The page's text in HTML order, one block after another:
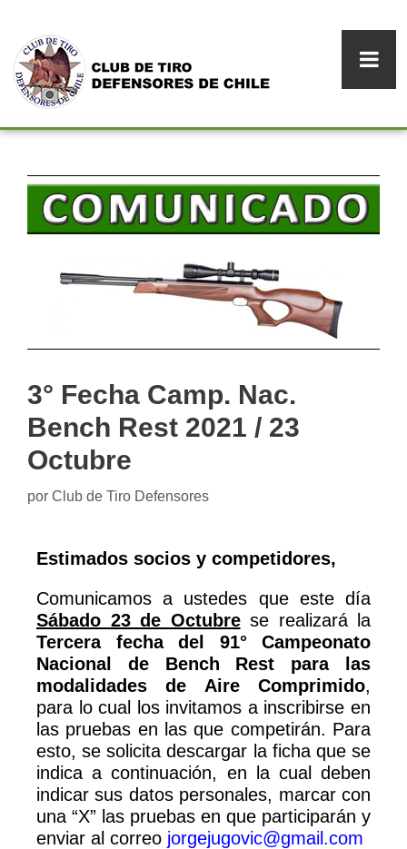
3° Fecha Camp. Nac.
Bench Rest 2021 / 23
Octubre
por Club de Tiro Defensores
Estimados socios y competidores,
Comunicamos a ustedes que este día
Sábado 23 de Octubrese realizará la
Tercera fecha del 91° Campeonato
Nacional de Bench Rest para las
modalidades de Aire Comprimido,
para lo cual los invitamos a inscribirse en
las pruebas en las que competirán. Para
esto, se solicita descargar la ficha que se
indica a continuación, en la cual deben
indicar sus datos personales, marcar con
una “X” las pruebas en que participarán y
enviar al correo jorgejugovic@gmail.com